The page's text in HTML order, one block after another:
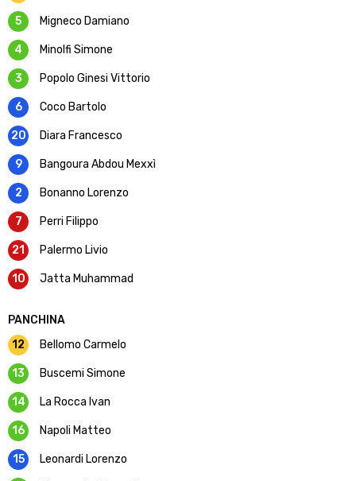
5 Migneco Damiano
4 Minolfi Simone
3 Popolo Ginesi Vittorio
6 Coco Bartolo
20 Diara Francesco
9 Bangoura Abdou Mexxì
2 Bonanno Lorenzo
7 Perri Filippo
21 Palermo Livio
10 Jatta Muhammad
PANCHINA
12
Bellomo Carmelo
13 Buscemi Simone
14 La Rocca Ivan
16 Napoli Matteo
15 Leonardi Lorenzo